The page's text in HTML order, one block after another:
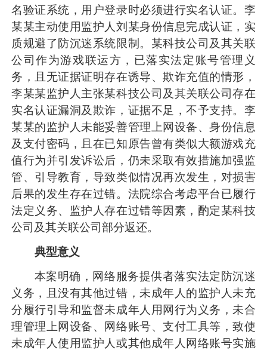
名验证系统，用户登录时必须进行实名认证。李
某某主动使用监护人刘某身份信息完成认证，实
质规避了防沉迷系统限制。某科技公司及其关联
公司作为游戏联运方，已落实法定账号管理义
务，且无证据证明存在诱导、欺诈充值的情形，
李某某监护人主张某科技公司及其关联公司存在
实名认证漏洞及欺诈，证据不足，不予支持。李
某某的监护人未能妥善管理上网设备、身份信息
及支付密码，且在已知原告曾有类似大额游戏充
值行为并引发诉讼后，仍未采取有效措施加强监
管、引导教育，导致类似情况再次发生，对损害
后果的发生存在过错。法院综合考虑平台已履行
法定义务、监护人存在过错等因素，酌定某科技
公司及其关联公司部分返还。
典型意义
本案明确，网络服务提供者落实法定防沉迷
义务，且没有其他过错，未成年人的监护人未充
分履行引导和监督未成年人用网行为义务，未合
理管理上网设备、网络账号、支付工具等，致使
未成年人使用监护人或其他成年人网络账号实施